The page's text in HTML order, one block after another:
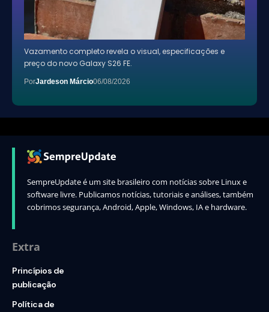
Vazamento completo revela o visual, especificações e
preço do novo Galaxy S26 FE.
PorJardeson Márcio06/08/2026
SempreUpdate é um site brasileiro com notícias sobre Linux e
software livre. Publicamos notícias, tutoriais e análises, também
cobrimos segurança, Android, Apple, Windows, IA e hardware.
Extra
Princípios de
publicação
Política de